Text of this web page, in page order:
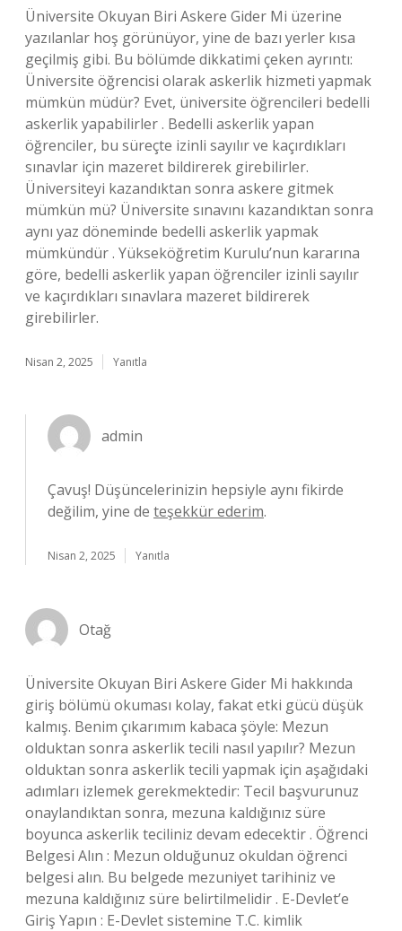
Üniversite Okuyan Biri Askere Gider Mi üzerine
yazılanlar hoş görünüyor, yine de bazı yerler kısa
geçilmiş gibi. Bu bölümde dikkatimi çeken ayrıntı:
Üniversite öğrencisi olarak askerlik hizmeti yapmak
mümkün müdür? Evet, üniversite öğrencileri bedelli
askerlik yapabilirler . Bedelli askerlik yapan
öğrenciler, bu süreçte izinli sayılır ve kaçırdıkları
sınavlar için mazeret bildirerek girebilirler.
Üniversiteyi kazandıktan sonra askere gitmek
mümkün mü? Üniversite sınavını kazandıktan sonra
aynı yaz döneminde bedelli askerlik yapmak
mümkündür . Yükseköğretim Kurulu’nun kararına
göre, bedelli askerlik yapan öğrenciler izinli sayılır
ve kaçırdıkları sınavlara mazeret bildirerek
girebilirler.
Nisan 2, 2025 Yanıtla
admin
Çavuş! Düşüncelerinizin hepsiyle aynı fikirde
değilim, yine de teşekkür ederim.
Nisan 2, 2025 Yanıtla
Otağ
Üniversite Okuyan Biri Askere Gider Mi hakkında
giriş bölümü okuması kolay, fakat etki gücü düşük
kalmış. Benim çıkarımım kabaca şöyle: Mezun
olduktan sonra askerlik tecili nasıl yapılır? Mezun
olduktan sonra askerlik tecili yapmak için aşağıdaki
adımları izlemek gerekmektedir: Tecil başvurunuz
onaylandıktan sonra, mezuna kaldığınız süre
boyunca askerlik teciliniz devam edecektir . Öğrenci
Belgesi Alın : Mezun olduğunuz okuldan öğrenci
belgesi alın. Bu belgede mezuniyet tarihiniz ve
mezuna kaldığınız süre belirtilmelidir . E-Devlet’e
Giriş Yapın : E-Devlet sistemine T.C. kimlik